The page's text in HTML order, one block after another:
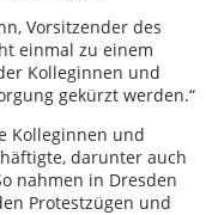
Vorsitzender des
einmal zu einem
Kolleginnen und
gekürzt werden.“
Kolleginnen und
darunter auch
nahmen in Dresden
Protestzügen und